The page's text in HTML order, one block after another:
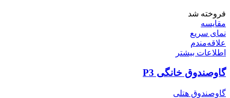
فروخته شد
مقایسه
نمای سریع
علاقه‌مندم
اطلاعات بیشتر
گاوصندوق خانگی P3
گاوصندوق هتلی